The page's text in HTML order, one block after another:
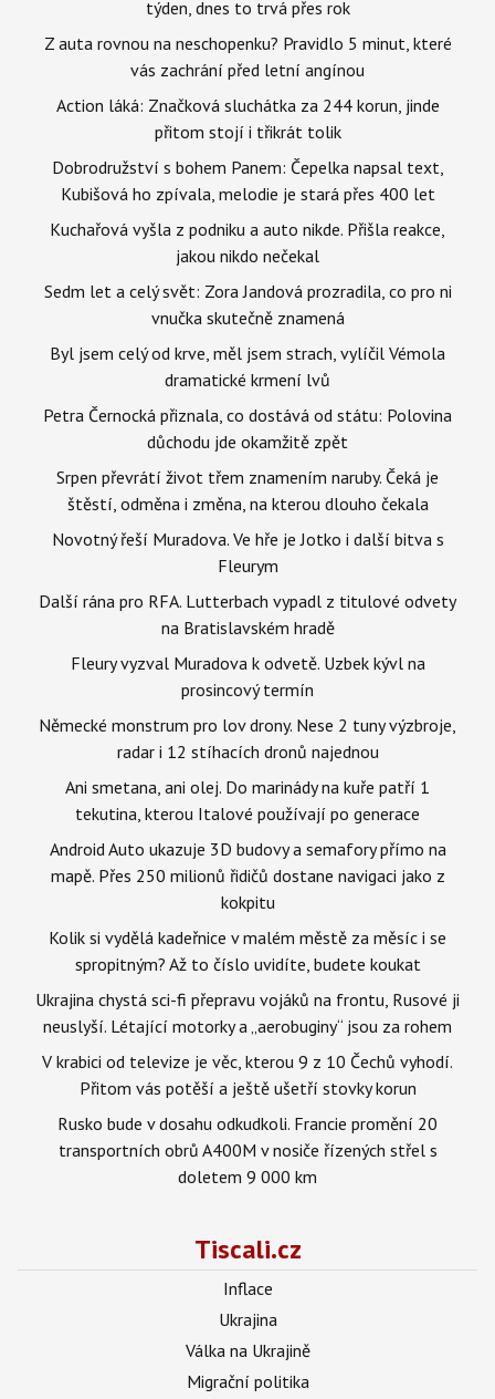
týden, dnes to trvá přes rok
Z auta rovnou na neschopenku? Pravidlo 5 minut, které
vás zachrání před letní angínou
Action láká: Značková sluchátka za 244 korun, jinde
přitom stojí i třikrát tolik
Dobrodružství s bohem Panem: Čepelka napsal text,
Kubišová ho zpívala, melodie je stará přes 400 let
Kuchařová vyšla z podniku a auto nikde. Přišla reakce,
jakou nikdo nečekal
Sedm let a celý svět: Zora Jandová prozradila, co pro ni
vnučka skutečně znamená
Byl jsem celý od krve, měl jsem strach, vylíčil Vémola
dramatické krmení lvů
Petra Černocká přiznala, co dostává od státu: Polovina
důchodu jde okamžitě zpět
Srpen převrátí život třem znamením naruby. Čeká je
štěstí, odměna i změna, na kterou dlouho čekala
Novotný řeší Muradova. Ve hře je Jotko i další bitva s
Fleurym
Další rána pro RFA. Lutterbach vypadl z titulové odvety
na Bratislavském hradě
Fleury vyzval Muradova k odvetě. Uzbek kývl na
prosincový termín
Německé monstrum pro lov drony. Nese 2 tuny výzbroje,
radar i 12 stíhacích dronů najednou
Ani smetana, ani olej. Do marinády na kuře patří 1
tekutina, kterou Italové používají po generace
Android Auto ukazuje 3D budovy a semafory přímo na
mapě. Přes 250 milionů řidičů dostane navigaci jako z
kokpitu
Kolik si vydělá kadeřnice v malém městě za měsíc i se
spropitným? Až to číslo uvidíte, budete koukat
Ukrajina chystá sci-fi přepravu vojáků na frontu, Rusové ji
neuslyší. Létající motorky a „aerobuginy“ jsou za rohem
V krabici od televize je věc, kterou 9 z 10 Čechů vyhodí.
Přitom vás potěší a ještě ušetří stovky korun
Rusko bude v dosahu odkudkoli. Francie promění 20
transportních obrů A400M v nosiče řízených střel s
doletem 9 000 km
Tiscali.cz
Inflace
Ukrajina
Válka na Ukrajině
Migrační politika